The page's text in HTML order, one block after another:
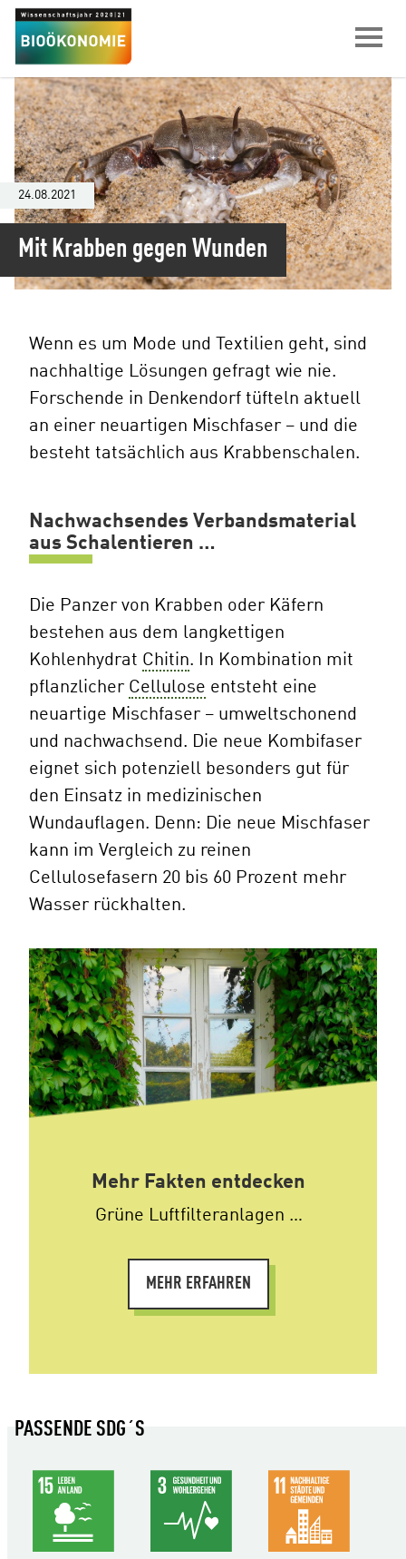
Mit Krabben gegen Wunden -
Springe zu:
24.08.2021
Mit Krabben gegen Wunden
Wenn es um Mode und Textilien geht, sind
nachhaltige Lösungen gefragt wie nie.
Forschende in Denkendorf tüfteln aktuell
an einer neuartigen Mischfaser – und die
besteht tatsächlich aus Krabbenschalen.
Nachwachsendes Verbandsmaterial
aus Schalentieren …
Die Panzer von Krabben oder Käfern
bestehen aus dem langkettigen
Kohlenhydrat Chitin. In Kombination mit
pflanzlicher Cellulose entsteht eine
neuartige Mischfaser – umweltschonend
und nachwachsend. Die neue Kombifaser
eignet sich potenziell besonders gut für
den Einsatz in medizinischen
Wundauflagen. Denn: Die neue Mischfaser
kann im Vergleich zu reinen
Cellulosefasern 20 bis 60 Prozent mehr
Wasser rückhalten.
Mehr Fakten entdecken
Grüne Luftfilteranlagen …
MEHR ERFAHREN
PASSENDE SDG´S